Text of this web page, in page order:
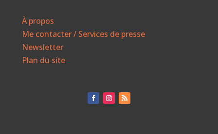
À propos
Me contacter / Services de presse
Newsletter
Plan du site